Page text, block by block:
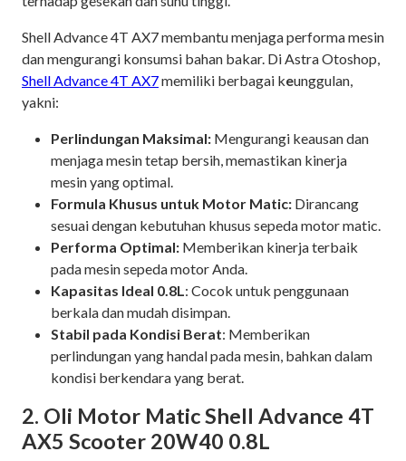
Shell Advance 4T AX7 membantu menjaga performa mesin
dan mengurangi konsumsi bahan bakar. Di Astra Otoshop,
Shell Advance 4T AX7memiliki berbagai keunggulan,
yakni:
Perlindungan Maksimal: Mengurangi keausan dan
menjaga mesin tetap bersih, memastikan kinerja
mesin yang optimal.
Formula Khusus untuk Motor Matic: Dirancang
sesuai dengan kebutuhan khusus sepeda motor matic.
Performa Optimal: Memberikan kinerja terbaik
pada mesin sepeda motor Anda.
Kapasitas Ideal 0.8L : Cocok untuk penggunaan
berkala dan mudah disimpan.
Stabil pada Kondisi Berat: Memberikan
perlindungan yang handal pada mesin, bahkan dalam
kondisi berkendara yang berat.
2. Oli Motor Matic Shell Advance 4T
AX5 Scooter 20W40 0.8L